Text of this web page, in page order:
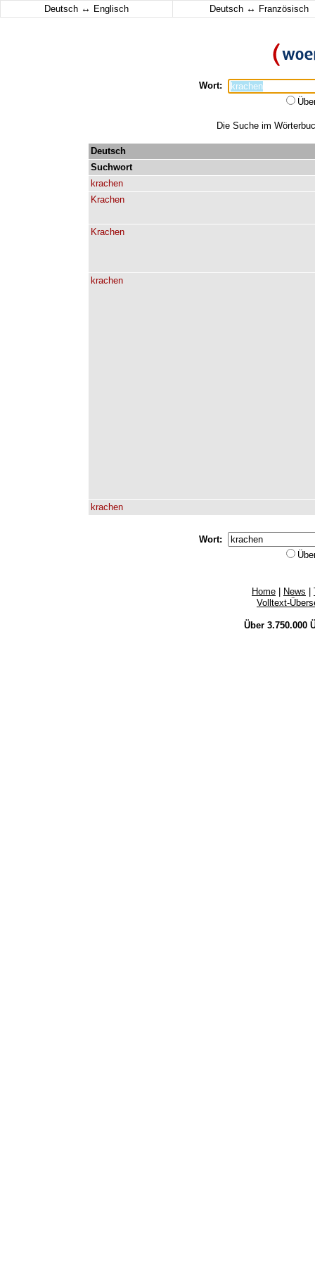
Deutsch ↔ Englisch Deutsch ↔ Französisch
Wort:
Die Suche im
Deutsch
Suchwort
krachen
Krachen
Krachen
krachen
krachen
Wort:
Home News
Volltext-
Über 3.750.000